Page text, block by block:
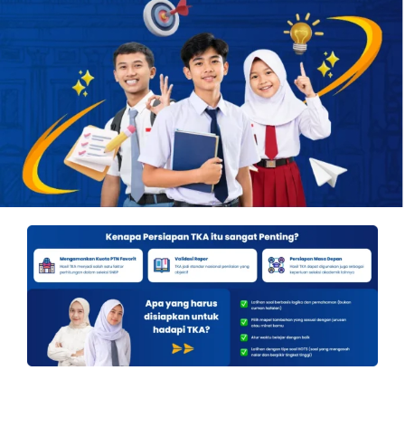
OUR PROGRAM
REGISTRATION
CONTACT US